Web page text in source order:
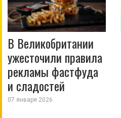
В Великобритании
ужесточили правила
рекламы фастфуда
и сладостей
07 января 2026